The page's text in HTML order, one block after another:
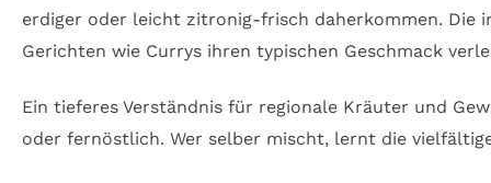
erdiger oder leicht zitronig-frisch daherkommen. Die
Gerichten wie Currys ihren typischen Geschmack
Ein tieferes Verständnis für regionale Kräuter und
oder fernöstlich. Wer selber mischt, lernt die